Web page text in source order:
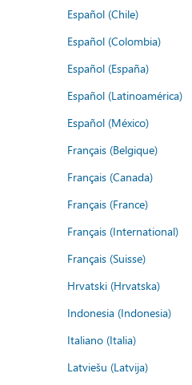
Español (Chile)
Español (Colombia)
Español (España)
Español (Latinoamérica)
Español (México)
Français (Belgique)
Français (Canada)
Français (France)
Français (International)
Français (Suisse)
Hrvatski (Hrvatska)
Indonesia (Indonesia)
Italiano (Italia)
Latviešu (Latvija)